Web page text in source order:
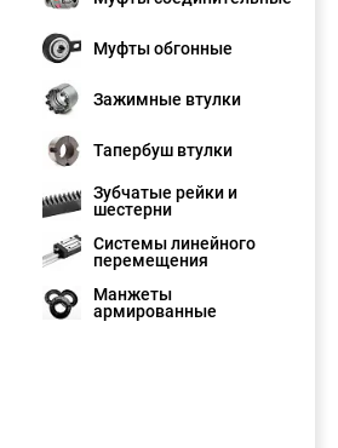
Муфты обгонные
Зажимные втулки
Тапербуш втулки
Зубчатые рейки и
шестерни
Системы линейного
перемещения
Манжеты
армированные